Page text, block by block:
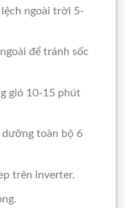
ngoài trời 5-
để tránh sốc
gió 10-15 phút
dưỡng toàn bộ 6
trên inverter.